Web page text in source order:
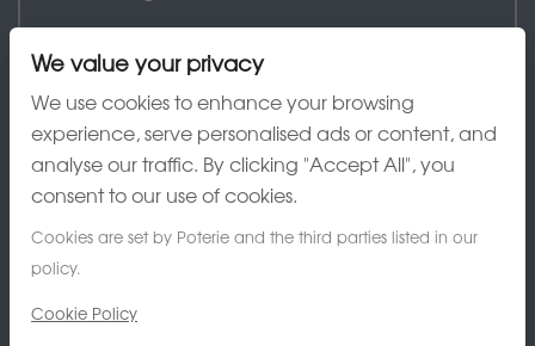
J'ai lu et accepte la charte de confidentialité
We value your privacy
We use cookies to enhance your browsing
experience, serve personalised ads or content, and
analyse our traffic. By clicking "Accept All", you
consent to our use of cookies.
Cookies are set by Poterie and the third parties listed in our
policy.
Cookie Policy